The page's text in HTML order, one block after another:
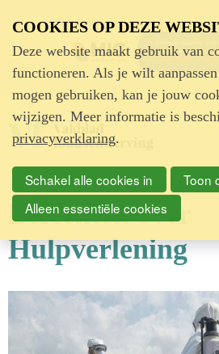
Advertentie
Berichten over
Hulpverlening
COOKIES OP DEZE
Deze website maakt gebruik van
functioneren. Als je wilt
mogen gebruiken, kan je jouw
wijzigen. Meer informatie is
privacyverklaring.
Schakel alle cookies in
Toon
Alleen essentiële cookies